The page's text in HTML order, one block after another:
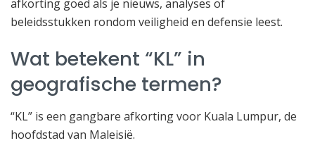
afkorting goed als je nieuws, analyses of
beleidsstukken rondom veiligheid en defensie leest.
Wat betekent “KL” in
geografische termen?
“KL” is een gangbare afkorting voor Kuala Lumpur, de
hoofdstad van Maleisië.